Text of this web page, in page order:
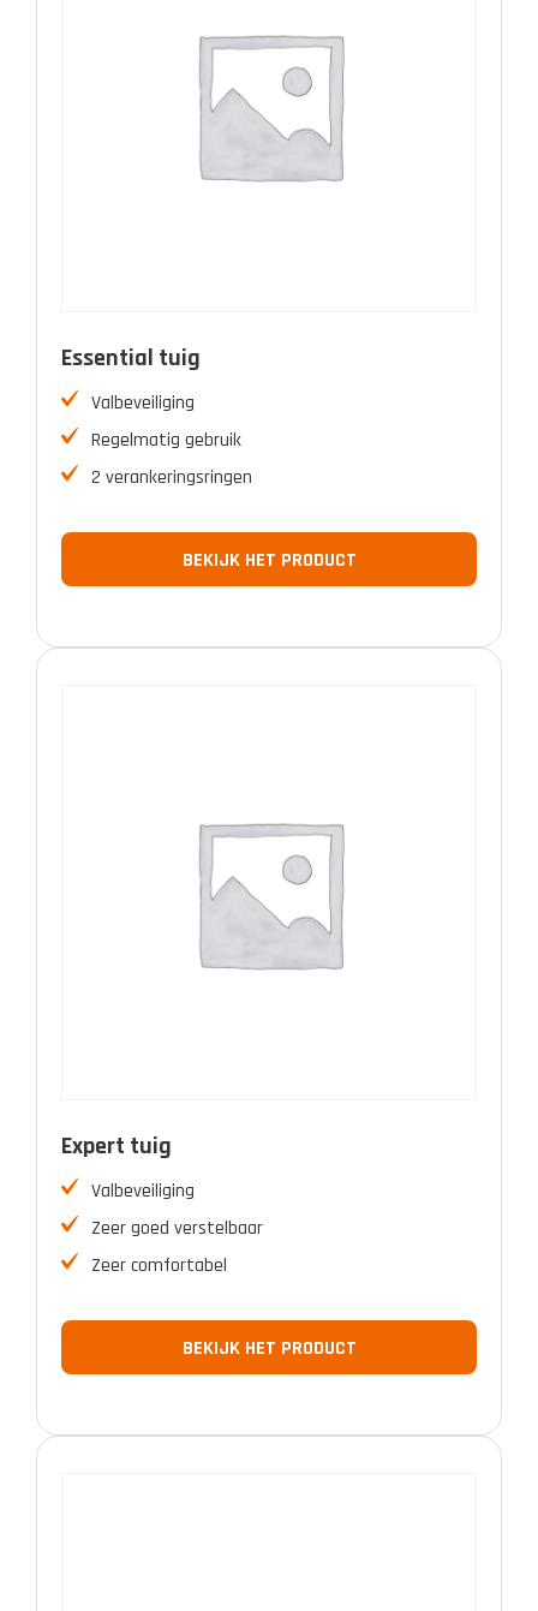
Essential tuig
Valbeveiliging
Regelmatig gebruik
2 verankeringsringen
BEKIJK HET PRODUCT
Expert tuig
Valbeveiliging
Zeer goed verstelbaar
Zeer comfortabel
BEKIJK HET PRODUCT